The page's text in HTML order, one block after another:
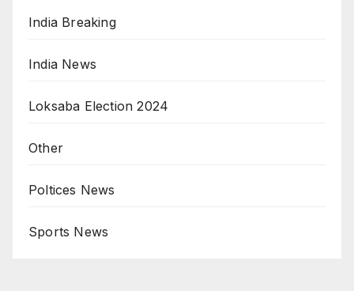
India Breaking
India News
Loksaba Election 2024
Other
Poltices News
Sports News